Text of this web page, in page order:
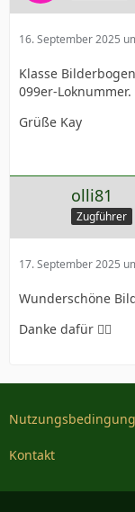
16. September 2025
Klasse
099er-Loknummer.
Grüße Kay
olli81
Zugführer
17. September 2025
Wunderschöne
Danke dafür 👍🏻
Kontakt